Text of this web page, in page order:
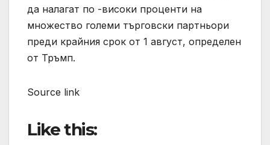
да налагат по -високи проценти на
множество големи търговски партньори
преди крайния срок от 1 август, определен
от Тръмп.
Source link
Like this: